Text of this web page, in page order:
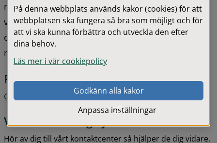
respektive webbplats kan du läsa mer om
verksamheten, aktuella aktiviteter, medlemskap
och hur du kan engagera dig inom film, foto och
media.
Föreningar
Gislaveds filmstudio
Vill din förening synas här?
Hör av dig till vårt kontaktcenter så hjälper de dig vidare.
På denna webbplats används kakor (cookies) för att
webbplatsen ska fungera så bra som möjligt och för
att vi ska kunna förbättra och utveckla den efter
dina behov.
Läs mer i vår cookiepolicy
Godkänn alla kakor
Anpassa inställningar